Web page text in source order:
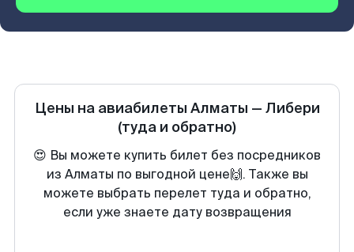
Цены на авиабилеты Алматы — Либери
(туда и обратно)
😍 Вы можете купить билет без посредников
из Алматы по выгодной цене🙌. Также вы
можете выбрать перелет туда и обратно,
если уже знаете дату возвращения